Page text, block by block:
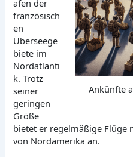
Ankünfte
afen der
französisch
en
Überseege
biete im
Nordatlanti
k. Trotz
seiner
geringen
Größe
bietet er regelmäßige Flüge
von Nordamerika an.